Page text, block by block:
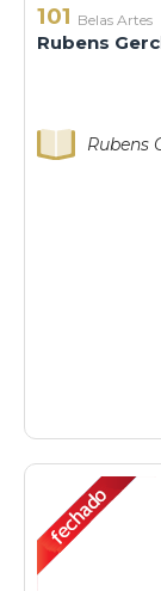
101 Belas Artes
Rubens
Rubens